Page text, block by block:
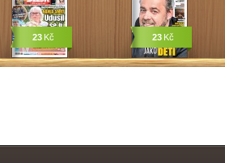
23 Kč 23 Kč